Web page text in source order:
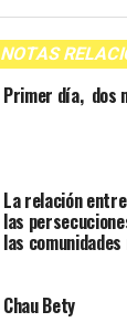
NOTAS
Primer día, dos
La relación
las
las
Chau Bety